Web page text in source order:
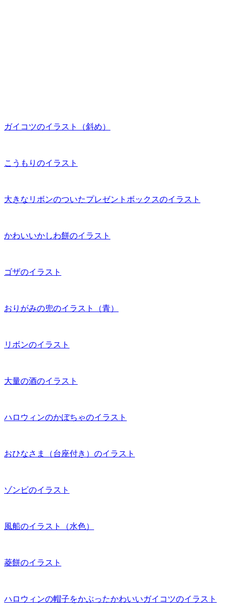
ガイコツのイラスト（斜め）
こうもりのイラスト
大きなリボンのついたプレゼントボックスのイラスト
かわいいかしわ餅のイラスト
ゴザのイラスト
おりがみの兜のイラスト（青）
リボンのイラスト
大量の酒のイラスト
ハロウィンのかぼちゃのイラスト
おひなさま（台座付き）のイラスト
ゾンビのイラスト
風船のイラスト（水色）
菱餅のイラスト
ハロウィンの帽子をかぶったかわいいガイコツのイラスト